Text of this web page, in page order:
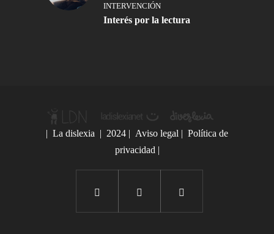
INTERVENCIÓN
Interés por la lectura
| La dislexia | 2024 | Aviso legal | Política de
privacidad |